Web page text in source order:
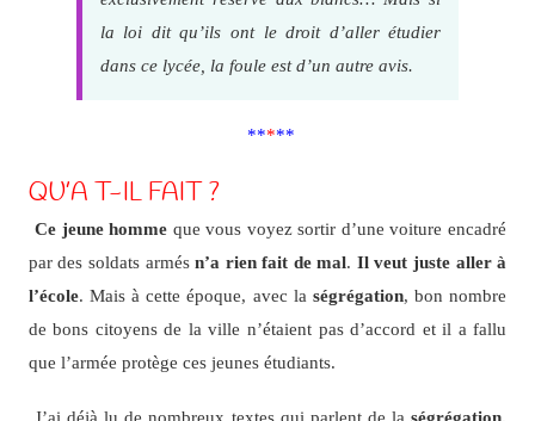
la loi dit qu’ils ont le droit d’aller étudier
dans ce lycée, la foule est d’un autre avis.
*****
QU’A T-IL FAIT ?
Ce jeune homme que vous voyez sortir d’une voiture encadré
par des soldats armésn’a rien fait de mal. Il veut juste aller à
l’école. Mais à cette époque, avec la ségrégation, bon nombre
de bons citoyens de la ville n’étaient pas d’accord et il a fallu
que l’armée protège ces jeunes étudiants.